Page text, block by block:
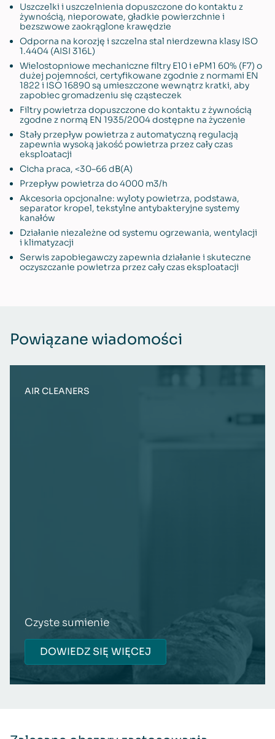
Uszczelki i uszczelnienia dopuszczone do kontaktu z
żywnością, nieporowate, gładkie powierzchnie i
bezszwowe zaokrąglone krawędzie
Odporna na korozję i szczelna stal nierdzewna klasy ISO
1.4404 (AISI 316L)
Wielostopniowe mechaniczne filtry E10 i ePM1 60% (F7) o
dużej pojemności, certyfikowane zgodnie z normami EN
1822 i ISO 16890 są umieszczone wewnątrz kratki, aby
zapobiec gromadzeniu się cząsteczek
Filtry powietrza dopuszczone do kontaktu z żywnością
zgodne z normą EN 1935/2004 dostępne na życzenie
Stały przepływ powietrza z automatyczną regulacją
zapewnia wysoką jakość powietrza przez cały czas
eksploatacji
Cicha praca, <30–66 dB(A)
Przepływ powietrza do 4000 m3/h
Akcesoria opcjonalne: wyloty powietrza, podstawa,
separator kropel, tekstylne antybakteryjne systemy
kanałów
Działanie niezależne od systemu ogrzewania, wentylacji
i klimatyzacji
Serwis zapobiegawczy zapewnia działanie i skuteczne
oczyszczanie powietrza przez cały czas eksploatacji
Powiązane wiadomości
AIR CLEANERS
Czyste sumienie
DOWIEDZ SIĘ WIĘCEJ